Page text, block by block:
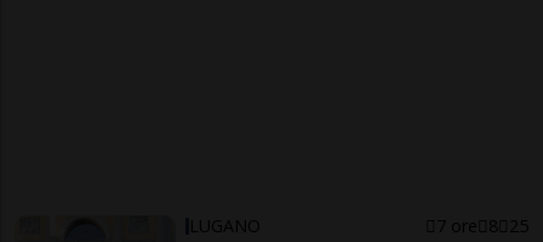
LUGANO 7 ore 8 25